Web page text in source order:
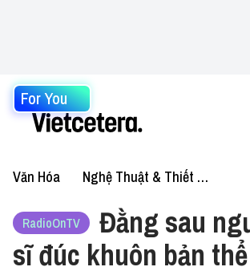
For You
Văn Hóa Nghệ Thuật & Thiết Kế
RadioOnTV
Đằng sau
sĩ đúc khuôn bản